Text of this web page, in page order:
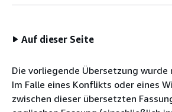
Auf dieser Seite
Die vorliegende Übersetzung
Im Falle eines Konflikts oder eines
zwischen dieser übersetzten